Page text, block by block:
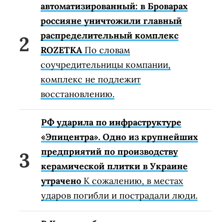
автоматизированный: в Броварах
россияне уничтожили главный
распределительный комплекс
ROZETKA По словам
соучредительницы компании,
комплекс не подлежит
восстановлению.
РФ ударила по инфраструктуре
«Эпицентра». Одно из крупнейших
предприятий по производству
керамической плитки в Украине
утрачено К сожалению, в местах
ударов погибли и пострадали люди.